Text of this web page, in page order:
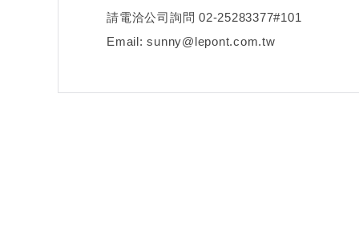
請電洽公司詢問 02-25283377#101
Email: sunny@lepont.com.tw